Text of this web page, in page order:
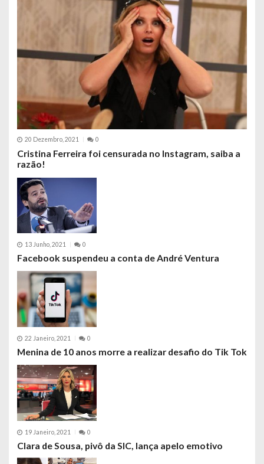
20 Dezembro, 2021 0
Cristina Ferreira foi censurada no Instagram, saiba a
razão!
13 Junho, 2021 0
Facebook suspendeu a conta de André Ventura
22 Janeiro, 2021 0
Menina de 10 anos morre a realizar desafio do Tik Tok
19 Janeiro, 2021 0
Clara de Sousa, pivô da SIC, lança apelo emotivo